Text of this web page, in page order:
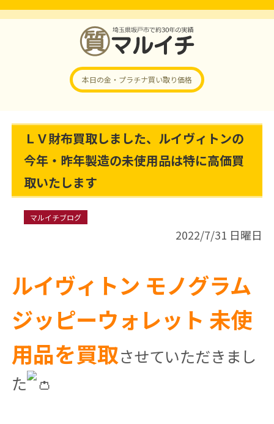
本日の金・プラチナ買い取り価格
ＬＶ財布買取しました、ルイヴィトンの
今年・昨年製造の未使用品は特に高価買
取いたします
マルイチブログ
2022/7/31 日曜日
ルイヴィトン モノグラム
ジッピーウォレット 未使
用品を買取させていただきまし
た